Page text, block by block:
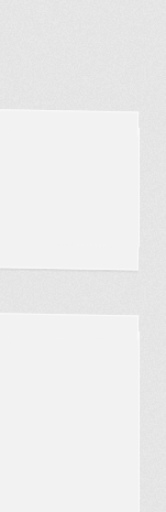
productpagina